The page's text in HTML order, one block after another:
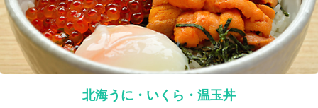
北海うに・いくら・温玉丼